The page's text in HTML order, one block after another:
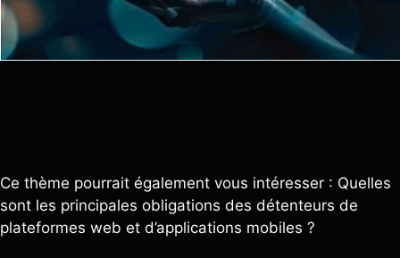
Ce thème pourrait également vous intéresser : Quelles
sont les principales obligations des détenteurs de
plateformes web et d’applications mobiles ?